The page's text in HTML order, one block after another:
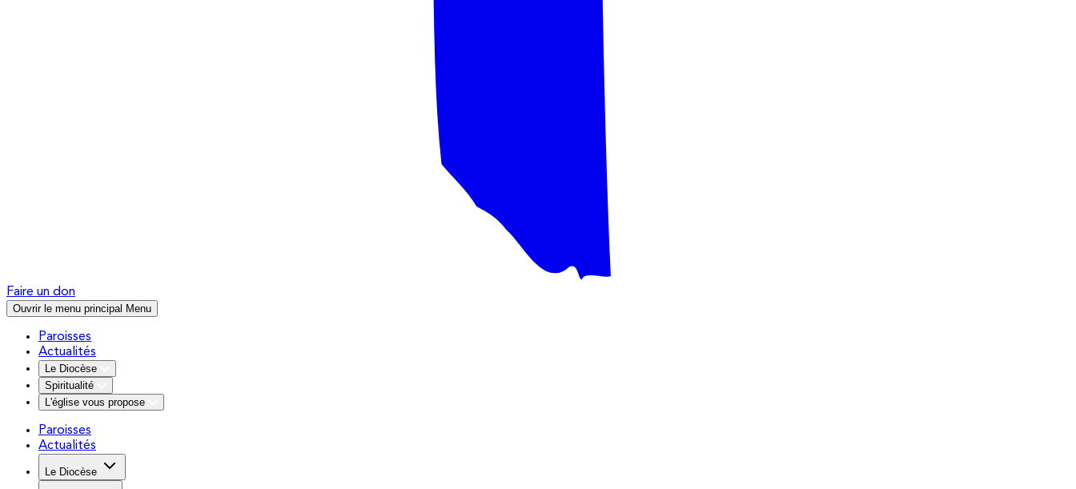
Faire un don
Ouvrir le menu principal Menu
Paroisses
Actualités
Le Diocèse
Spiritualité
L'église vous propose
Paroisses
Actualités
Le Diocèse